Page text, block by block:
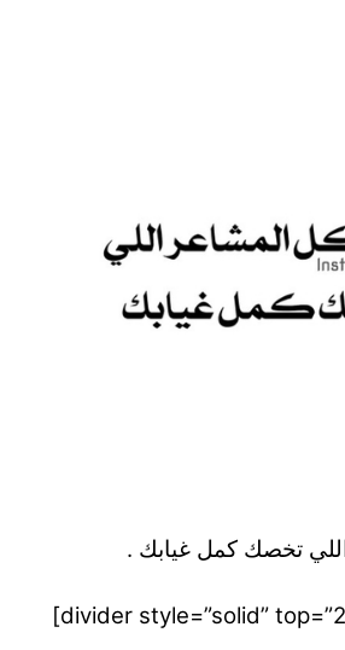
تخصك كمل غيابك .